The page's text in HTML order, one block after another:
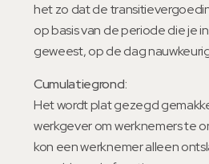
het zo dat de
op basis van de periode die je
geweest, op de dag
Cumulatiegrond:
Het wordt plat gezegd
werkgever om werknemers te
kon een werknemer alleen